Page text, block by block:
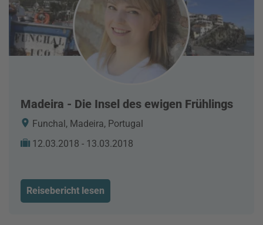
Madeira - Die Insel des ewigen Frühlings
Funchal, Madeira, Portugal
12.03.2018 - 13.03.2018
Reisebericht lesen